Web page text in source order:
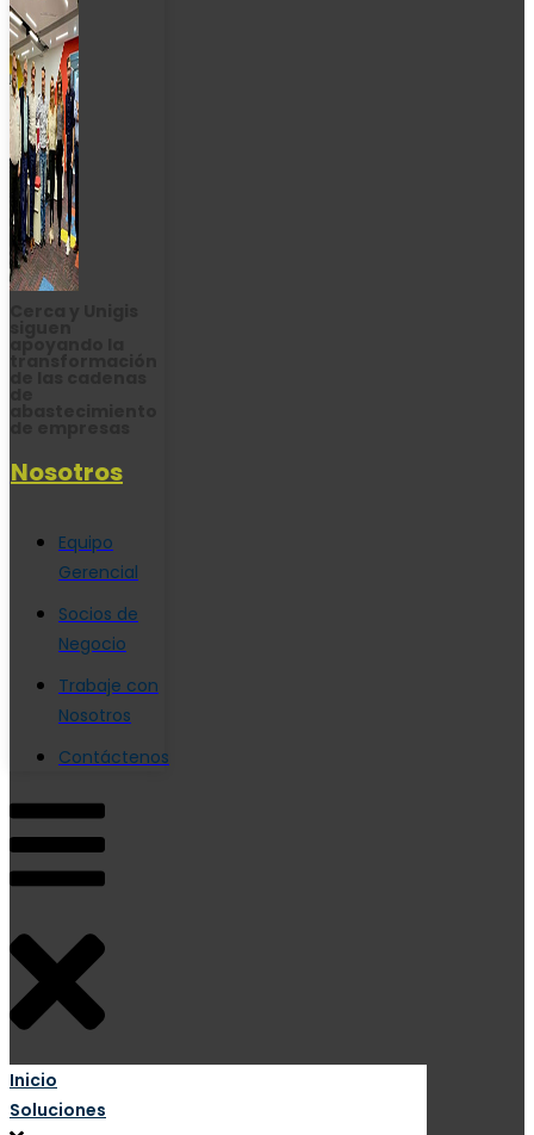
Nosotros
Equipo
Gerencial
Socios de
Negocio
Trabaje con
Nosotros
Contáctenos
Inicio
Soluciones